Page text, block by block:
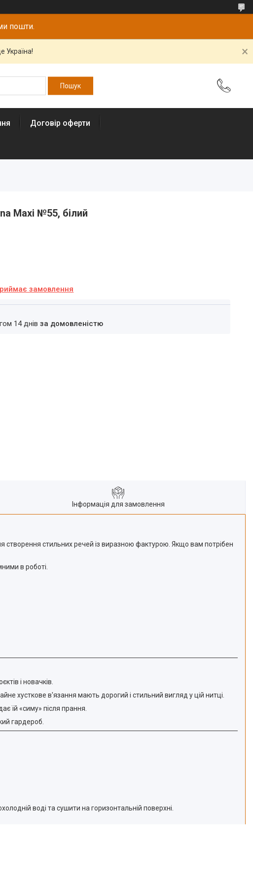
пошти.
Україна!
Договір оферти
Maxi №55, білий
замовлення
14 днівза домовленістю
Інформація для замовлення
стильних речей із виразною фактурою. Якщо вам потрібен
в роботі.
і новачків.
хусткове в'язання мають дорогий і стильний вигляд у цій нитці.
їй «симу» після прання.
гардероб.
воді та сушити на горизонтальній поверхні.